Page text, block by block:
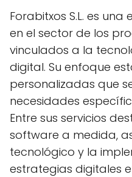
Forabitxos S.L. es
en el sector de los
vinculados a la
digital. Su enfoque
personalizadas que
necesidades
Entre sus servicios
software a medida,
tecnológico y la
estrategias digitales